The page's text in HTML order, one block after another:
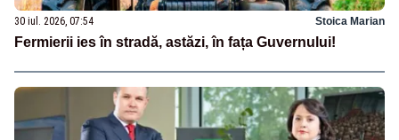
30 iul. 2026, 07:54 Stoica Marian
Fermierii ies în stradă, astăzi, în fața Guvernului!